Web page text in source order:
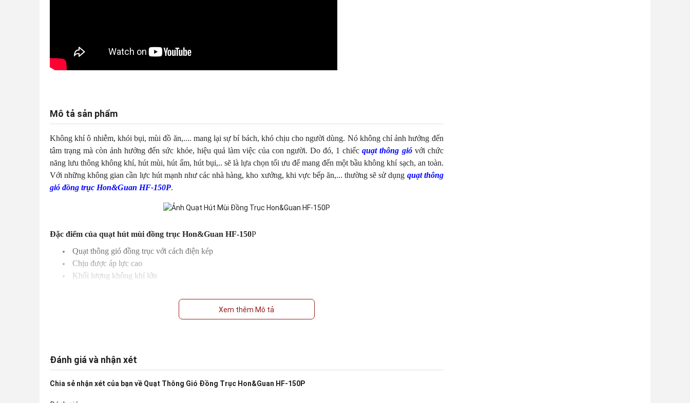
Mô tả sản phẩm
Không khí ô nhiễm, khói bụi, mùi đồ ăn,.... mang lại sự bí bách, khó chịu cho người dùng. Nó không chỉ ảnh hưởng đến
tâm trạng mà còn ảnh hưởng đến sức khỏe, hiệu quả làm việc của con người. Do đó, 1 chiếcquạt thông gióvới chức
năng lưu thông không khí, hút mùi, hút ẩm, hút bụi,.. sẽ là lựa chọn tối ưu để mang đến một bầu không khí sạch, an toàn.
Với những không gian cần lực hút mạnh như các nhà hàng, kho xưởng, khi vực bếp ăn,... thường sẽ sử dụng quạt thông
gió đồng trục Hon&Guan HF-150P.
Đặc điểm của quạt hút mùi đồng trục Hon&Guan HF-150P
Quạt thông gió đồng trục với cách điện kép
Chịu được áp lực cao
Khối lượng không khí lớn
Các chức năng thân thiện với người sử dụng: Cảm biến nhiệt độ & độ ẩm
Có thể mở rộng nhiều đường ống hút
Xem thêm Mô tả
Đánh giá và nhận xét
Chia sẻ nhận xét của bạn về Quạt Thông Gió Đồng Trục Hon&Guan HF-150P